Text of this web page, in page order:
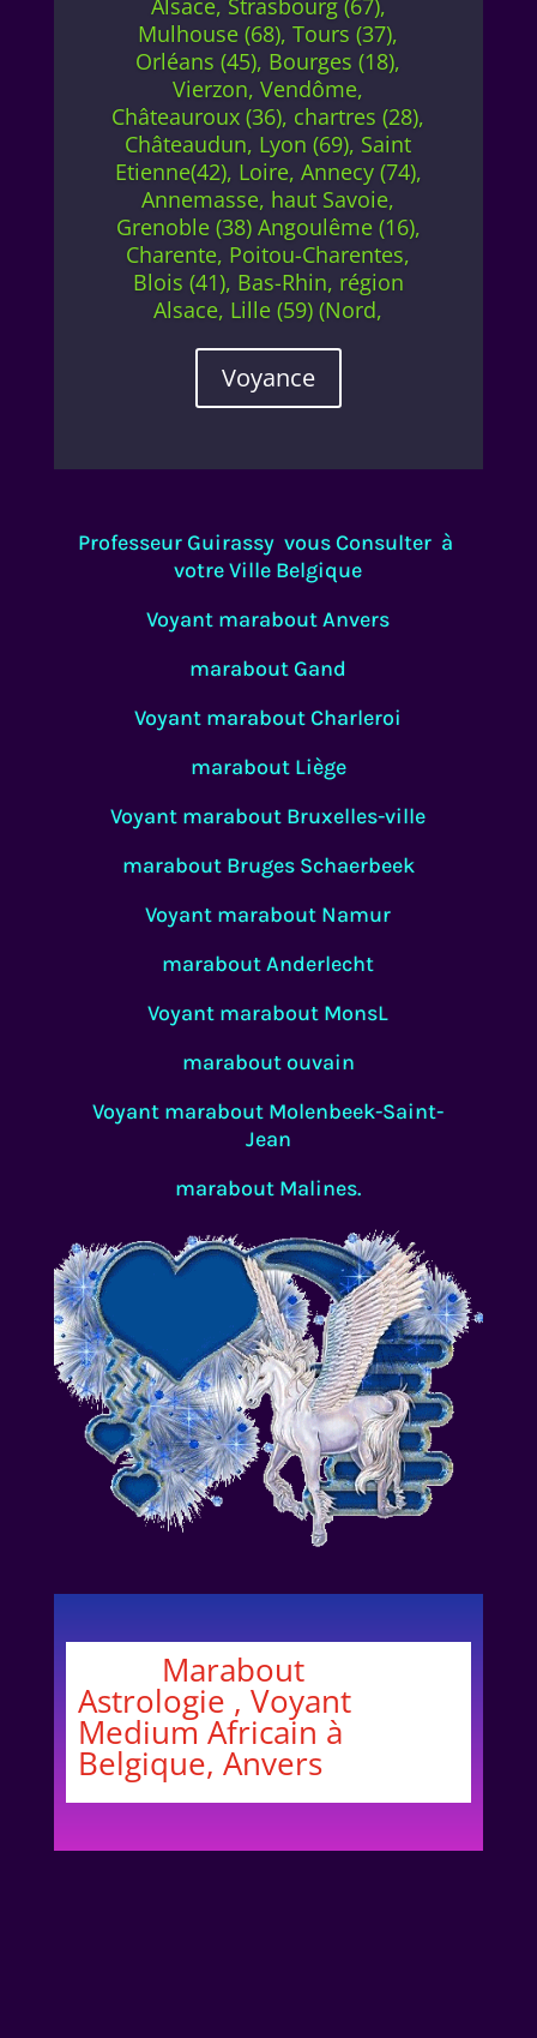
Alsace, Strasbourg (67),
Mulhouse (68), Tours (37),
Orléans (45), Bourges (18),
Vierzon, Vendôme,
Châteauroux (36), chartres (28),
Châteaudun, Lyon (69), Saint
Etienne(42), Loire, Annecy (74),
Annemasse, haut Savoie,
Grenoble (38) Angoulême (16),
Charente, Poitou-Charentes,
Blois (41), Bas-Rhin, région
Alsace, Lille (59) (Nord,
Voyance
Professeur Guirassy vous Consulter à
votre Ville Belgique
Voyant marabout Anvers
marabout Gand
Voyant marabout Charleroi
marabout Liège
Voyant marabout Bruxelles-ville
marabout Bruges Schaerbeek
Voyant marabout Namur
marabout Anderlecht
Voyant marabout MonsL
marabout ouvain
Voyant marabout Molenbeek-Saint-
Jean
marabout Malines.
Marabout
Astrologie , Voyant
Medium Africain à
Belgique, Anvers